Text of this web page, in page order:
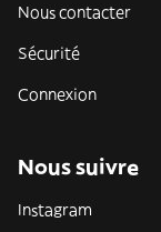
Nous contacter
Sécurité
Connexion
Nous suivre
Instagram